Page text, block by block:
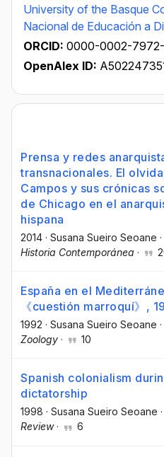
University of the Basque
Nacional de Educación a
ORCID: 0000-0002-
OpenAlex ID:
Prensa y redes
transnacionales. El
Campos y sus crónicas
de Chicago en el
hispana
2014 · Susana Sueiro Seoane ·
Historia Contemporánea ·
España en el
《cuestión marroquí》,
1992 · Susana Sueiro Seoane ·
Zoology · 10
Spanish colonialism
dictatorship
1998 · Susana Sueiro Seoane ·
Review· 6